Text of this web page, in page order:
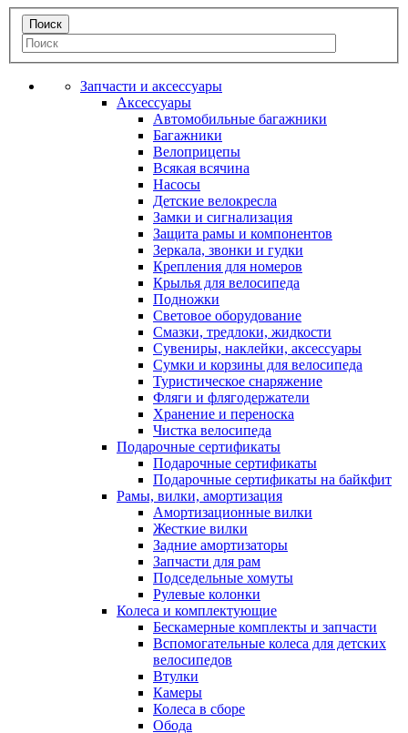
Запчасти и аксессуары
Аксессуары
Автомобильные багажники
Багажники
Велоприцепы
Всякая всячина
Насосы
Детские велокресла
Замки и сигнализация
Защита рамы и компонентов
Зеркала, звонки и гудки
Крепления для номеров
Крылья для велосипеда
Подножки
Световое оборудование
Смазки, тредлоки, жидкости
Сувениры, наклейки, аксессуары
Сумки и корзины для велосипеда
Туристическое снаряжение
Фляги и флягодержатели
Хранение и переноска
Чистка велосипеда
Подарочные сертификаты
Подарочные сертификаты
Подарочные сертификаты на байкфит
Рамы, вилки, амортизация
Амортизационные вилки
Жесткие вилки
Задние амортизаторы
Запчасти для рам
Подседельные хомуты
Рулевые колонки
Колеса и комплектующие
Бескамерные комплекты и запчасти
Вспомогательные колеса для детских
велосипедов
Втулки
Камеры
Колеса в сборе
Обода